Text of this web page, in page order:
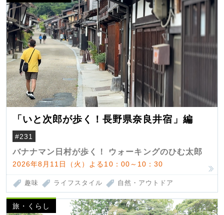
「いと次郎が歩く！長野県奈良井宿」編
#231
バナナマン日村が歩く！ ウォーキングのひむ太郎
2026年8月11日（火）よる10：00～10：30
趣味 ライフスタイル 自然・アウトドア
旅・くらし